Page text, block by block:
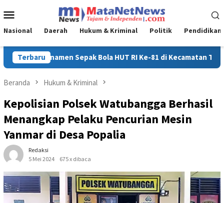
ke
Mobile
Nasional Daerah Hukum & Kriminal Politik Pendidikan
Terbaru
di Kecamatan Tanggetada Resmi Dimulai Pererat
Beranda Hukum & Kriminal
Kepolisian Polsek Watubangga Berhasil
Menangkap Pelaku Pencurian Mesin
Yanmar di Desa Popalia
Redaksi
5 Mei 2024
675 x dibaca